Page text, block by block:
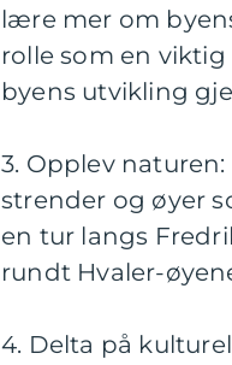
lære mer om
rolle som en
byens utvikling
3. Opplev
strender og øyer
en tur langs
rundt Hvaler-
4. Delta på